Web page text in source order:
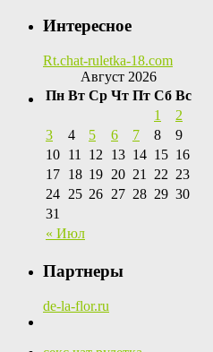
Интересное
Rt.chat-ruletka-18.com
Август 2026
Пн Вт Ср Чт Пт Сб Вс
« Июл
1
2
3
4 5 6 7 8
9
10 11 12 13 14 15 16
17 18 19 20 21 22 23
24 25 26 27 28 29 30
31
Партнеры
de-la-flor.ru